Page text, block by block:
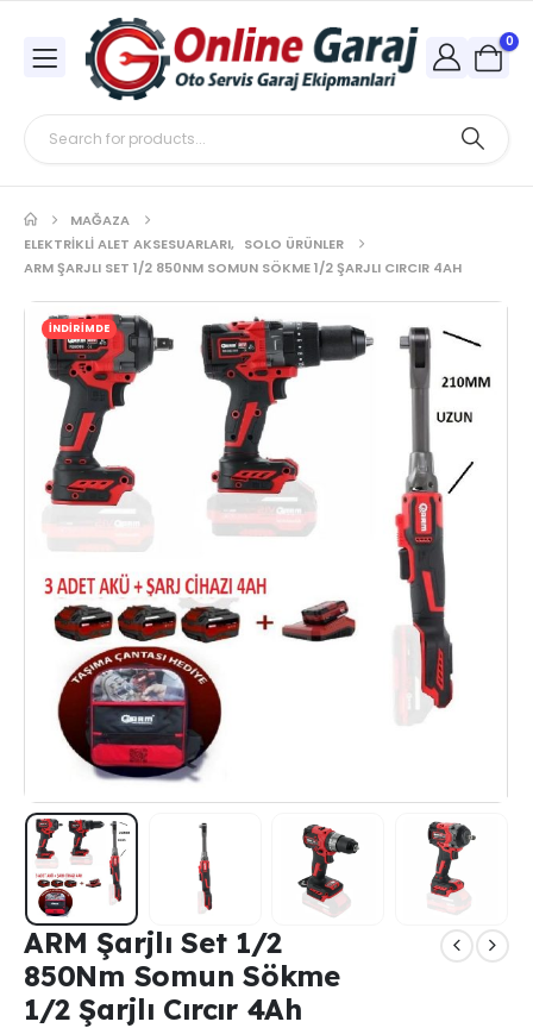
0
MAĞAZA
ELEKTRIKLI ALET AKSESUARLARI, SOLO ÜRÜNLER
ARM ŞARJLI SET 1/2 850NM SOMUN SÖKME 1/2 ŞARJLI CIRCIR 4AH
İNDİRİMDE
ARM Şarjlı Set 1/2
850Nm Somun Sökme
1/2 Şarjlı Cırcır 4Ah